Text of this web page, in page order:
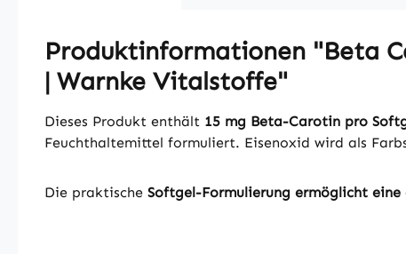
Produktinformationen "Beta
| Warnke Vitalstoffe"
Dieses Produkt enthält 15 mg Beta-Carotin pro
Feuchthaltemittel formuliert. Eisenoxid wird als
Die praktische Softgel-Formulierung ermöglicht